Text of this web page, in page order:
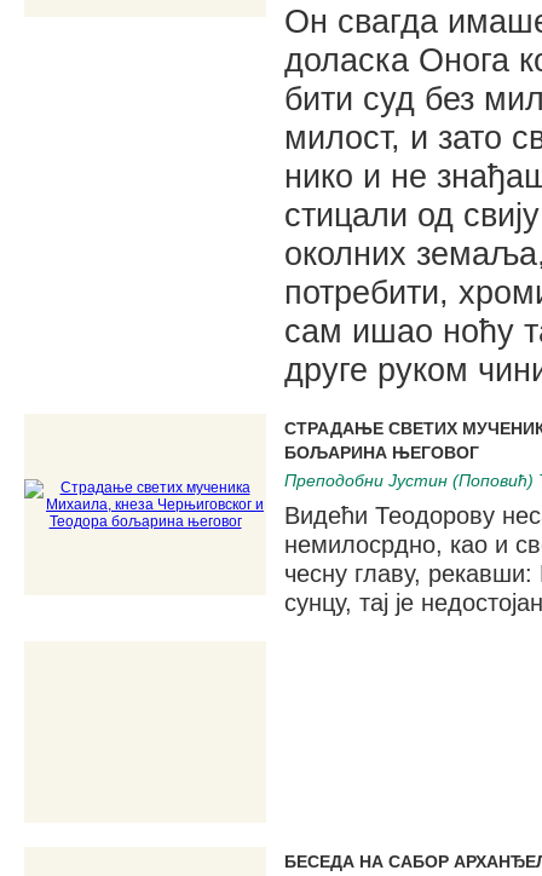
Он свагда
доласка Онога
бити суд без
милост, и зато
нико и не
стицали од
околних
потребити,
сам ишао ноћу
друге руком
СТРАДАЊЕ СВЕТИХ
БОЉАРИНА ЊЕГОВОГ
Преподобни Јустин (Поповић)
Видећи Теодорову
немилосрдно, као и
чесну главу,
сунцу, тај је
БЕСЕДА НА САБОР